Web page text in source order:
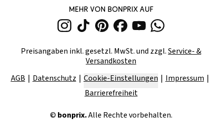
MEHR VON BONPRIX AUF
Preisangaben inkl. gesetzl. MwSt. und zzgl.Service- &
Versandkosten
AGB
Datenschutz Cookie-Einstellungen
Impressum
Barrierefreiheit
© bonprix.Alle Rechte vorbehalten.